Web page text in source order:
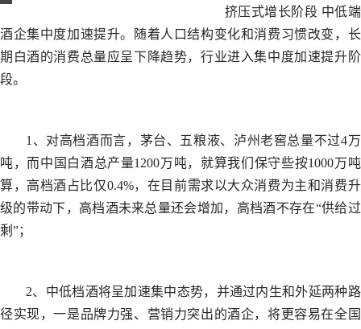
挤压式增长阶段 中低端
酒企集中度加速提升。随着人口结构变化和消费习惯改变，长
期白酒的消费总量应呈下降趋势，行业进入集中度加速提升阶
段。
1、对高档酒而言，茅台、五粮液、泸州老窖总量不过4万
吨，而中国白酒总产量1200万吨，就算我们保守些按1000万吨
算，高档酒占比仅0.4%，在目前需求以大众消费为主和消费升
级的带动下，高档酒未来总量还会增加，高档酒不存在“供给过
剩”；
2、中低档酒将呈加速集中态势，并通过内生和外延两种路
径实现，一是品牌力强、营销力突出的酒企，将更容易在全国